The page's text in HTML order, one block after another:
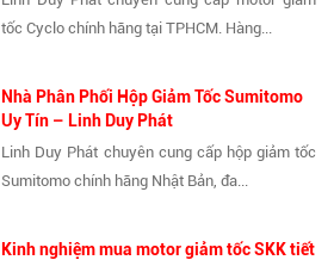
tốc Cyclo chính hãng tại TPHCM. Hàng...
Nhà Phân Phối Hộp Giảm Tốc Sumitomo
Uy Tín – Linh Duy Phát
Linh Duy Phát chuyên cung cấp hộp giảm tốc
Sumitomo chính hãng Nhật Bản, đa...
Kinh nghiệm mua motor giảm tốc SKK tiết